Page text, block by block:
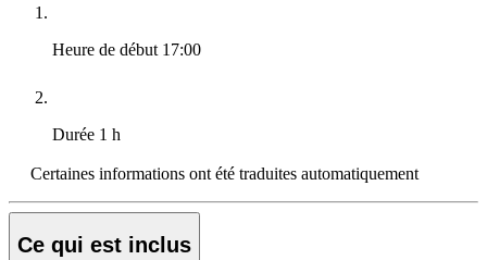
Heure de début 17:00
Durée 1 h
Certaines informations ont été traduites automatiquement
Ce qui est inclus